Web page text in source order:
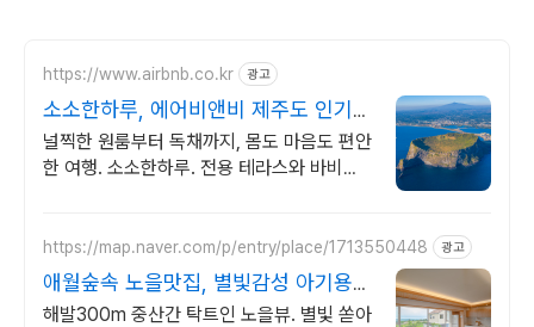
https://www.airbnb.co.kr 광고
소소한하루, 에어비앤비 제주도 인기숙
소 둘러보기
널찍한 원룸부터 독채까지, 몸도 마음도 편안
한 여행. 소소한하루. 전용 테라스와 바비큐
https://map.naver.com/p/entry/place/1713550448 광고
애월숲속 노을맛집, 별빛감성 아기용품
완벽구비, 대가족
해발300m 중산간 탁트인 노을뷰. 별빛 쏟아